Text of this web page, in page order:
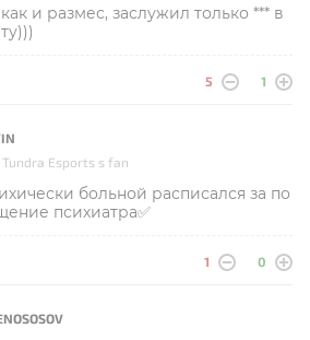
и размес, заслужил только *** в
5 1
Tundra Esports s fan
больной расписался за по
психиатра✅
1 0